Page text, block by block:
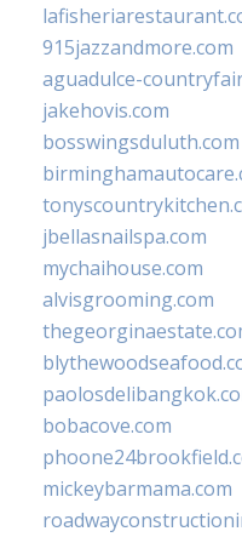
915jazzandmore.com
aguadulce-
jakehovis.com
bosswingsduluth.com
jbellasnailspa.com
mychaihouse.com
alvisgrooming.com
bobacove.com
mickeybarmama.com